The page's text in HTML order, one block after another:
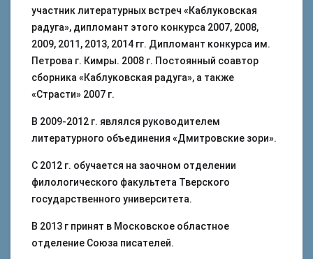
участник литературных встреч «Каблуковская
радуга», дипломант этого конкурса 2007, 2008,
2009, 2011, 2013, 2014 гг. Дипломант конкурса им.
Петрова г. Кимры. 2008 г. Постоянный соавтор
сборника «Каблуковская радуга», а также
«Страсти» 2007 г.
В 2009-2012 г. являлся руководителем
литературного объединения «Дмитровские зори».
С 2012 г. обучается на заочном отделении
филологического факультета Тверского
государственного университета.
В 2013 г принят в Московское областное
отделение Союза писателей.